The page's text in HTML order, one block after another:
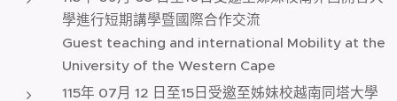
學進行短期講學暨國際合作交流
Guest teaching and international Mobility at the
University of the Western Cape
115年 07月 12 日至15日受邀至姊妹校越南同塔大學